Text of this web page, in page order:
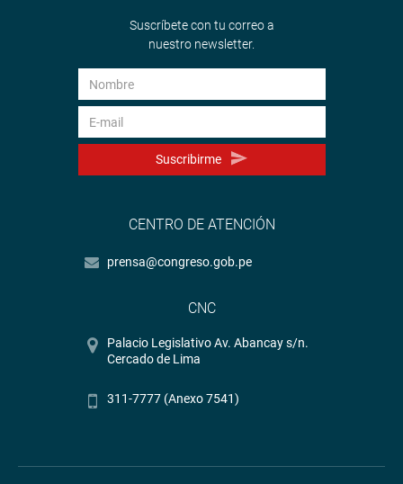
Suscríbete con tu correo a
nuestro newsletter.
Suscribirme
CENTRO DE ATENCIÓN
prensa@congreso.gob.pe
CNC
Palacio Legislativo Av. Abancay s/n.
Cercado de Lima
311-7777 (Anexo 7541)